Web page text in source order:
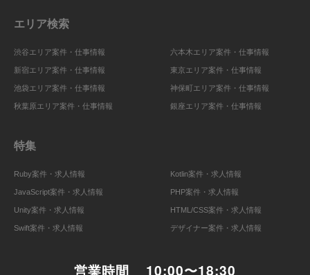
エリア検索
渋谷エリア案件・仕事情報
新宿エリア案件・仕事情報
池袋エリア案件・仕事情報
秋葉原エリア案件・仕事情報
六本木エリア案件・仕事情報
東京エリア案件・仕事情報
神保町エリア案件・仕事情報
銀座エリア案件・仕事情報
特集
Ruby案件・求人情報
JavaScript案件・求人情報
Unity案件・求人情報
Swift案件・求人情報
Kotlin案件・求人情報
PHP案件・求人情報
HTML/CSS案件・求人情報
デザイナー案件・求人情報
営業時間 10:00〜18:30